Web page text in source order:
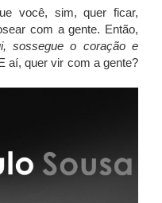
você, sim, quer ficar,
com a gente. Então,
sossegue o coração e
aí, quer vir com a gente?